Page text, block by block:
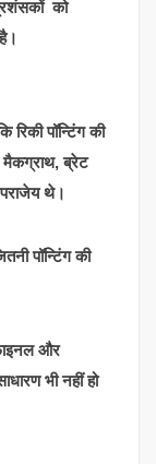
को
पॉन्टिंग की
मैकग्राथ, ब्रेट
थे।
पॉन्टिंग की
और
भी नहीं हो